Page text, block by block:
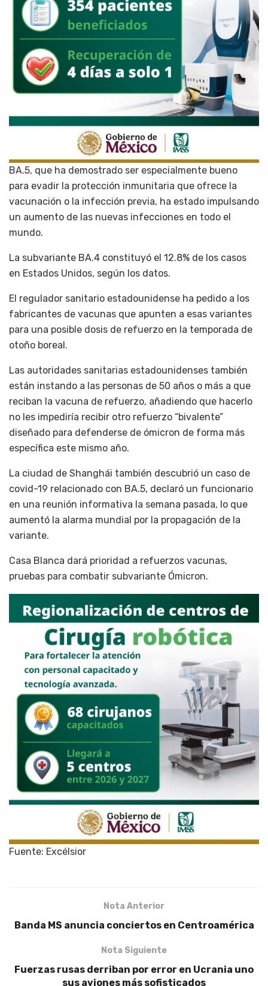
BA.5, que ha demostrado ser especialmente bueno
para evadir la protección inmunitaria que ofrece la
vacunación o la infección previa, ha estado impulsando
un aumento de las nuevas infecciones en todo el
mundo.
La subvariante BA.4 constituyó el 12.8% de los casos
en Estados Unidos, según los datos.
El regulador sanitario estadounidense ha pedido a los
fabricantes de vacunas que apunten a esas variantes
para una posible dosis de refuerzo en la temporada de
otoño boreal.
Las autoridades sanitarias estadounidenses también
están instando a las personas de 50 años o más a que
reciban la vacuna de refuerzo, añadiendo que hacerlo
no les impediría recibir otro refuerzo “bivalente”
diseñado para defenderse de ómicron de forma más
específica este mismo año.
La ciudad de Shanghái también descubrió un caso de
covid-19 relacionado con BA.5, declaró un funcionario
en una reunión informativa la semana pasada, lo que
aumentó la alarma mundial por la propagación de la
variante.
Casa Blanca dará prioridad a refuerzos vacunas,
pruebas para combatir subvariante Ómicron.
Fuente: Excélsior
Nota Anterior
Banda MS anuncia conciertos en Centroamérica
Nota Siguiente
Fuerzas rusas derriban por error en Ucrania uno
sus aviones más sofisticados